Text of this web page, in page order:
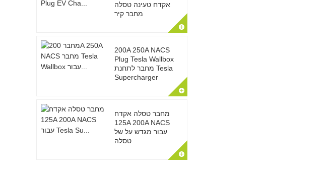
אקדח טעינה טסלה
מחבר קיר
200A 250A NACS
Plug Tesla Wallbox
מחבר לתחנת Tesla
Supercharger
מחבר טסלה אקדח
125A 200A NACS
עבור מגדש על של
טסלה